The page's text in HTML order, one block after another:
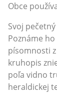
Obce
Svoj
Poznáme
písomnosti
kruhopis
poľa vidno
heraldickej